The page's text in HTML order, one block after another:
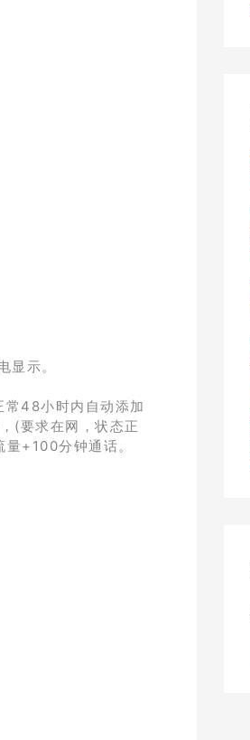
示。
常48小时内自动添加
(要求在网，状态正
+100分钟通话。